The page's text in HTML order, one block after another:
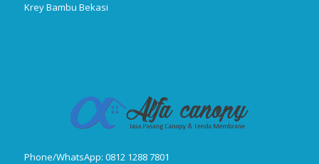
Krey Bambu Bekasi
Phone/WhatsApp: 0812 1288 7801